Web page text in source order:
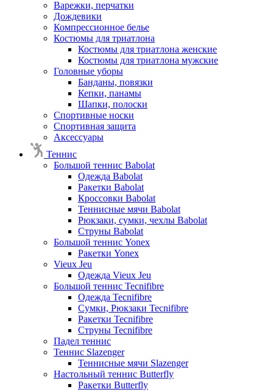
Варежки, перчатки
Дождевики
Компрессионное белье
Костюмы для триатлона
Костюмы для триатлона женские
Костюмы для триатлона мужские
Головные уборы
Банданы, повязки
Кепки, панамы
Шапки, полоски
Спортивные носки
Спортивная защита
Аксессуары
Теннис
Большой теннис Babolat
Одежда Babolat
Ракетки Babolat
Кроссовки Babolat
Теннисные мячи Babolat
Рюкзаки, сумки, чехлы Babolat
Струны Babolat
Большой теннис Yonex
Ракетки Yonex
Vieux Jeu
Одежда Vieux Jeu
Большой теннис Tecnifibre
Одежда Tecnifibre
Сумки, Рюкзаки Tecnifibre
Ракетки Tecnifibre
Струны Tecnifibre
Падел теннис
Теннис Slazenger
Теннисные мячи Slazenger
Настольный теннис Butterfly
Ракетки Butterfly